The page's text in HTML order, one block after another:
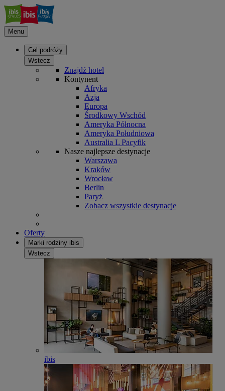
Menu
Cel podróży
Wstecz
Znajdź hotel
Kontynent
Afryka
Azja
Europa
Środkowy Wschód
Ameryka Północna
Ameryka Południowa
Australia L Pacyfik
Nasze najlepsze destynacje
Warszawa
Kraków
Wrocław
Berlin
Paryż
Zobacz wszystkie destynacje
Oferty
Marki rodziny ibis
Wstecz
ibis